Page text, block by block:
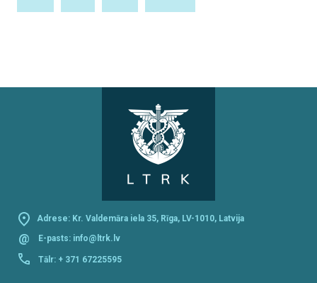
Adrese: Kr. Valdemāra iela 35, Rīga, LV-1010, Latvija
@ E-pasts: info@ltrk.lv
Tālr: + 371 67225595